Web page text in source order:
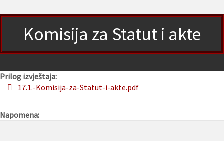
Komisija za Statut i akte
Prilog izvještaja:
17.1.-Komisija-za-Statut-i-akte.pdf
Napomena: